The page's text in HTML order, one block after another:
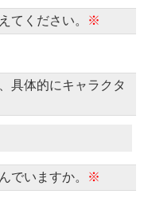
てください。 ※
具体的にキャラクタ
でいますか。 ※